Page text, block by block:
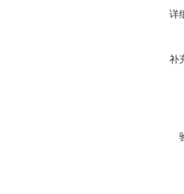
详
补